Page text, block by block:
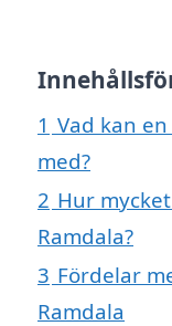
1 Vad kan
med?
2 Hur
Ramdala?
3 Fördelar
Ramdala